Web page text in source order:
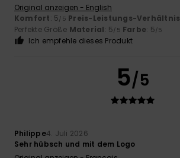
Original anzeigen - English
Komfort: 5/5 Preis-Leistungs-Verhältnis
Perfekte Größe Material: 5/5 Farbe: 5/5
Ich empfehle dieses Produkt
5/5
Philippe4. Juli 2026
Sehr hübsch und mit dem Logo